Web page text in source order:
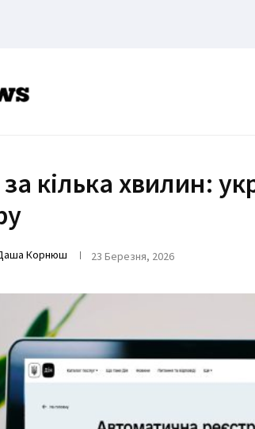
кілька хвилин:
Корнюш 23 Березня, 2026